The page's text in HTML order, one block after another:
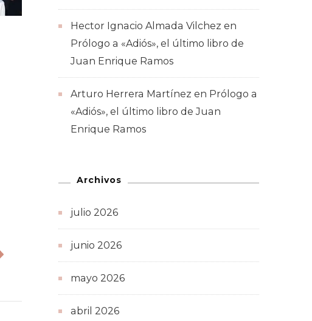
Hector Ignacio Almada Vilchez en
Prólogo a «Adiós», el último libro de
Juan Enrique Ramos
Arturo Herrera Martínez en Prólogo a
«Adiós», el último libro de Juan
Enrique Ramos
Archivos
julio 2026
junio 2026
mayo 2026
abril 2026